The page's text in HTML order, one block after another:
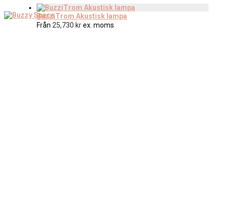
BuzziTrom Akustisk lampa
Från 25,730 krex. moms